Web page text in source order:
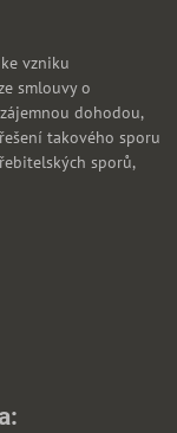
vzniku
smlouvy o
dohodou,
takového sporu
sporů,